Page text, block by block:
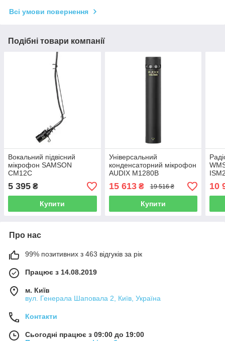
Всі умови повернення
Подібні товари компанії
Вокальний підвісний
мікрофон SAMSON
CM12C
5 395 ₴
Купити
Універсальний
конденсаторний мікрофон
AUDIX M1280B
15 613₴ 19 516 ₴
Купити
10
Про нас
99% позитивних з 463 відгуків за рік
Працює з 14.08.2019
м. Київ
вул. Генерала Шаповала 2, Київ, Україна
Контакти
Сьогодні працює з 09:00 до 19:00